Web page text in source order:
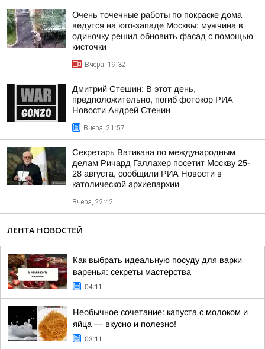
Очень точечные работы по покраске дома
ведутся на юго-западе Москвы: мужчина в
одиночку решил обновить фасад с помощью
кисточки
Вчера, 19:32
Дмитрий Стешин: В этот день,
предположительно, погиб фотокор РИА
Новости Андрей Стенин
Вчера, 21:57
Секретарь Ватикана по международным
делам Ричард Галлахер посетит Москву 25-
28 августа, сообщили РИА Новости в
католической архиепархии
Вчера, 22:42
ЛЕНТА НОВОСТЕЙ
Как выбрать идеальную посуду для варки
варенья: секреты мастерства
04:11
Необычное сочетание: капуста с молоком и
яйца — вкусно и полезно!
03:11